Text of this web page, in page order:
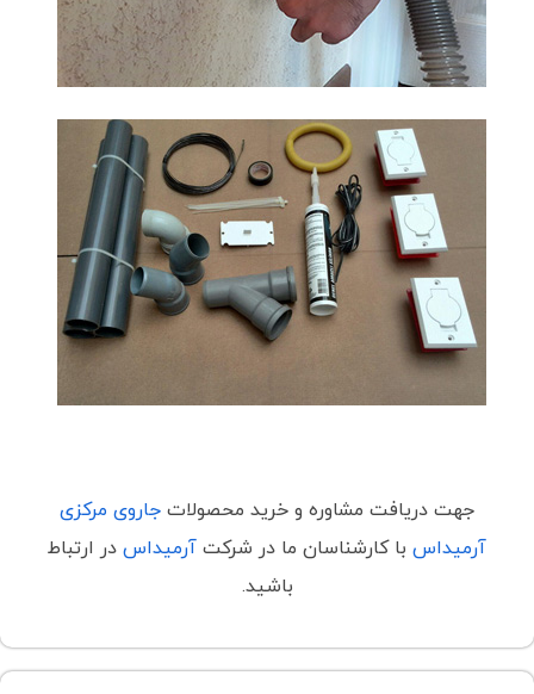
جهت دریافت مشاوره و خرید محصولاتجاروی مرکزی
آرمیداسبا کارشناسان ما در شرکتآرمیداسدر ارتباط
باشید.